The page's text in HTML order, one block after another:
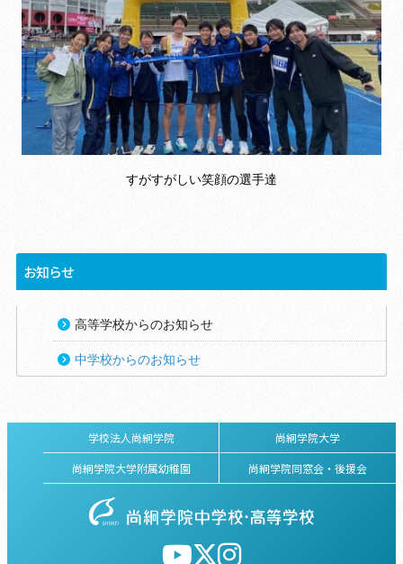
すがすがしい笑顔の選手達
お知らせ
高等学校からのお知らせ
中学校からのお知らせ
学校法人尚絅学院
尚絅学院大学
尚絅学院大学附属幼稚園
尚絅学院同窓会・後援会